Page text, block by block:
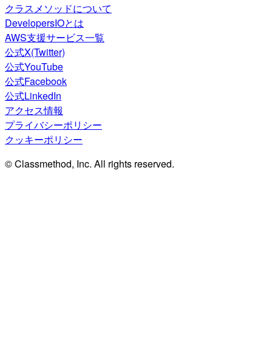
クラスメソッドについて
DevelopersIOとは
AWS支援サービス一覧
公式X(Twitter)
公式YouTube
公式Facebook
公式LinkedIn
アクセス情報
プライバシーポリシー
クッキーポリシー
© Classmethod, Inc. All rights reserved.